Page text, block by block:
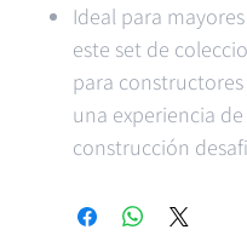
Ideal para
este set de
para
una experiencia de
construcción